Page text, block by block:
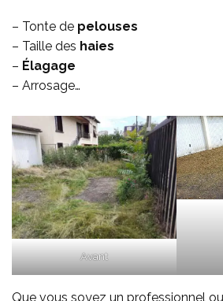
– Tonte de pelouses
– Taille des haies
– Élagage
– Arrosage…
Avant
Que vous soyez un professionnel